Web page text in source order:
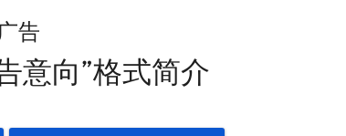
告
意向”格式简介